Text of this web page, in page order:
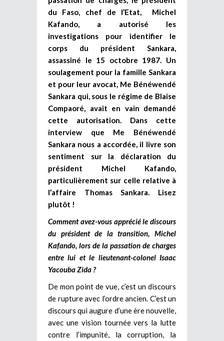
du Faso, chef de l’Etat, Michel
Kafando, a autorisé les
investigations pour identifier le
corps du président Sankara,
assassiné le 15 octobre 1987. Un
soulagement pour la famille Sankara
et pour leur avocat, Me Bénéwendé
Sankara qui, sous le régime de Blaise
Compaoré, avait en vain demandé
cette autorisation. Dans cette
interview que Me Bénéwendé
Sankara nous a accordée, il livre son
sentiment sur la déclaration du
président Michel Kafando,
particulièrement sur celle relative à
l’affaire Thomas Sankara. Lisez
plutôt !
Comment avez-vous apprécié le discours
du président de la transition, Michel
Kafando, lors de la passation de charges
entre lui et le lieutenant-colonel Isaac
Yacouba Zida ?
De mon point de vue, c’est un discours
de rupture avec l’ordre ancien. C’est un
discours qui augure d’une ère nouvelle,
avec une vision tournée vers la lutte
contre l’impunité, la corruption, la